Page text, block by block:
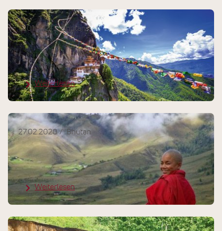
Bhutan
12.01.2021
Eine Reise durch das Himalaya-
Königreich Bhutan
Weiterlesen
Bhutan
27.02.2020
Bhutan: Das glücklichste Land der
Welt!
Weiterlesen